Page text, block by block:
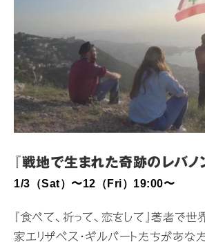
ら、チェロの音色に子どもを産んだこ
がにじんでいると指摘される。隠して
れた仁美は動揺して運転していた車で
事故で仁美は視力を失い、同乗して
になってしまう。仁美は生体実験中の
コンタクトレンズの助けを借り、…
『戦地で生まれた奇跡のレバノ
1/3（Sat）〜12（Fri）19:00〜
『⾷べて、祈って、恋をして』著者で
家エリザベス・ギルバートたちがあな